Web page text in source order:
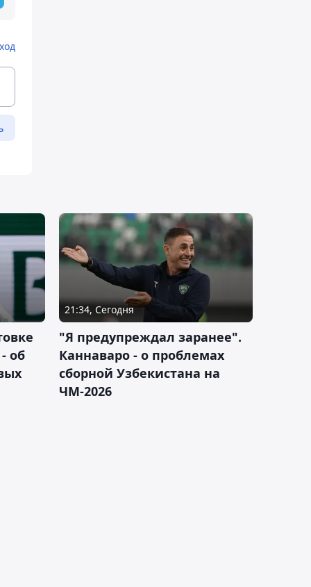
об
21:34, Сегодня
"Я предупреждал заранее".
Каннаваро - о проблемах
сборной Узбекистана на
ЧМ-2026